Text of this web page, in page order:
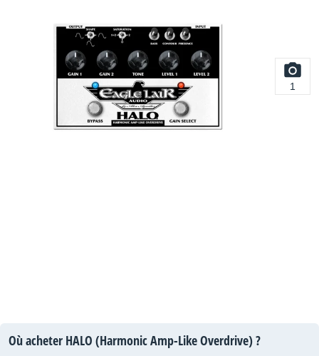
1
Où acheter HALO (Harmonic Amp-Like Overdrive) ?